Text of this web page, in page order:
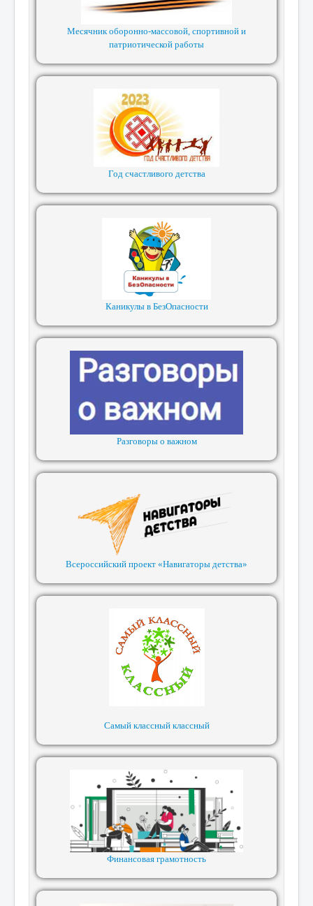
Месячник оборонно-массовой, спортивной и
патриотической работы
Год счастливого детства
Каникулы в БезОпасности
Разговоры о важном
Всероссийский проект «Навигаторы детства»
Самый классный классный
Финансовая грамотность